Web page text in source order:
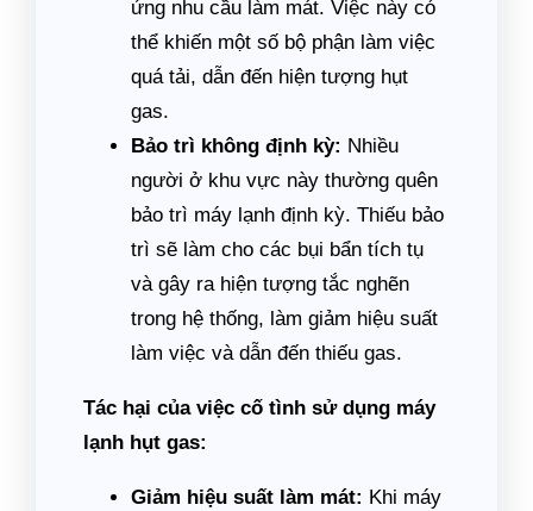
ứng nhu cầu làm mát. Việc này có
thể khiến một số bộ phận làm việc
quá tải, dẫn đến hiện tượng hụt
gas.
Bảo trì không định kỳ: Nhiều
người ở khu vực này thường quên
bảo trì máy lạnh định kỳ. Thiếu bảo
trì sẽ làm cho các bụi bẩn tích tụ
và gây ra hiện tượng tắc nghẽn
trong hệ thống, làm giảm hiệu suất
làm việc và dẫn đến thiếu gas.
Tác hại của việc cố tình sử dụng máy
lạnh hụt gas:
Giảm hiệu suất làm mát: Khi máy